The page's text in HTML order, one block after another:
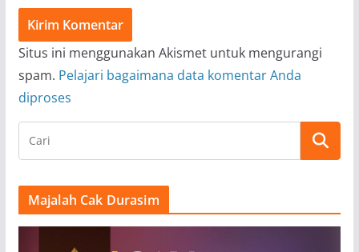
Situs ini menggunakan Akismet untuk mengurangi
spam. Pelajari bagaimana data komentar Anda
diproses
Majalah Cak Durasim